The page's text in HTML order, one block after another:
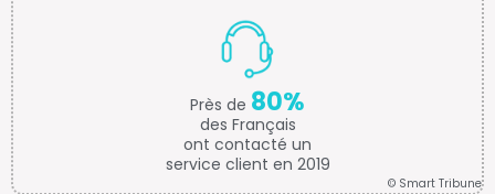
Près de 80%
des Français
ont contacté un
service client en 2019
© Smart Tribune